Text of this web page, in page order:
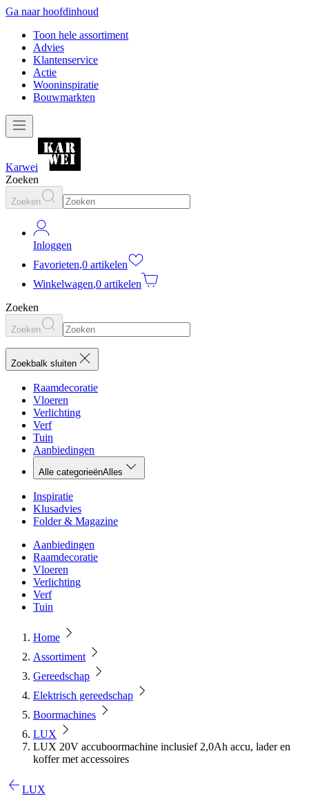
Ga naar hoofdinhoud
Toon hele assortiment
Advies
Klantenservice
Actie
Wooninspiratie
Bouwmarkten
Karwei
Zoeken
Zoeken
Inloggen
Favorieten,0 artikelen
Winkelwagen,0 artikelen
Zoeken
Zoeken
Zoekbalk sluiten
Raamdecoratie
Vloeren
Verlichting
Verf
Tuin
Aanbiedingen
Alle categorieënAlles
Inspiratie
Klusadvies
Folder & Magazine
Aanbiedingen
Raamdecoratie
Vloeren
Verlichting
Verf
Tuin
Home
Assortiment
Gereedschap
Elektrisch gereedschap
Boormachines
LUX
LUX 20V accuboormachine inclusief 2,0Ah accu, lader en
koffer met accessoires
LUX